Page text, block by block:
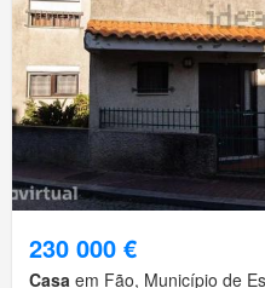
230 000 €
Casa em Fão, Município de